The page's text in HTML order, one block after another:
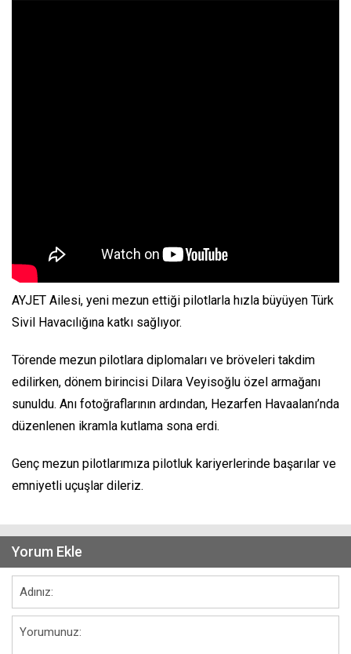
AYJET Ailesi, yeni mezun ettiği pilotlarla hızla büyüyen Türk
Sivil Havacılığına katkı sağlıyor.
Törende mezun pilotlara diplomaları ve bröveleri takdim
edilirken, dönem birincisi Dilara Veyisoğlu özel armağanı
sunuldu. Anı fotoğraflarının ardından, Hezarfen Havaalanı’nda
düzenlenen ikramla kutlama sona erdi.
Genç mezun pilotlarımıza pilotluk kariyerlerinde başarılar ve
emniyetli uçuşlar dileriz.
Yorum Ekle